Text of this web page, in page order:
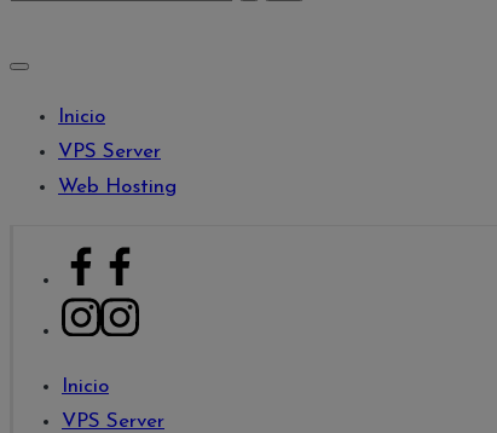
Inicio
VPS Server
Web Hosting
Facebook
Instagram
Inicio
VPS Server